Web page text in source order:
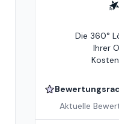
Die 360°
Ihrer
Aktuelle